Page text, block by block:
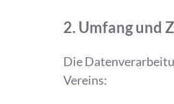
2. Umfang und
Die
Vereins: